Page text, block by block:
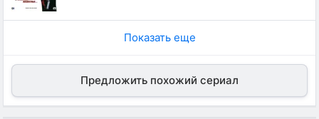
Показать еще
Предложить похожий сериал